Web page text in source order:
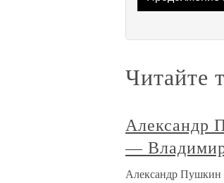
Читайте
Александр
—
Александр